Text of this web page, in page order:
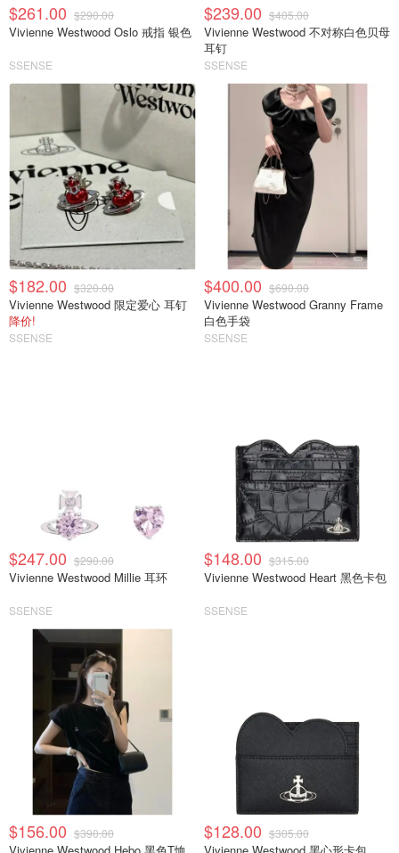
$261.00 $290.00
Vivienne Westwood Oslo 戒指 银色
SSENSE
$239.00 $405.00
Vivienne Westwood 不对称白色贝母
耳钉
SSENSE
$182.00 $320.00
Vivienne Westwood 限定爱心 耳钉
降价!
SSENSE
$400.00 $690.00
Vivienne Westwood Granny Frame
白色手袋
SSENSE
$247.00 $290.00
Vivienne Westwood Millie 耳环
SSENSE
$148.00 $315.00
Vivienne Westwood Heart 黑色卡包
SSENSE
$156.00 $390.00 $128.00 $305.00